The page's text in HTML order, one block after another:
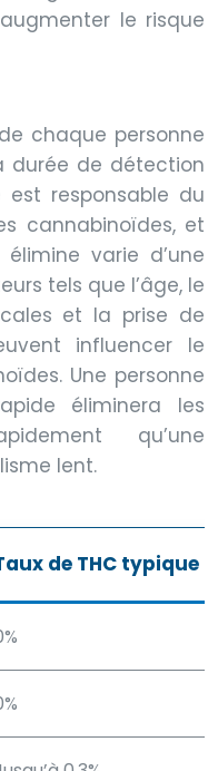
le risque
chaque personne
durée de détection
est responsable du
cannabinoïdes, et
varie d’une
tels que l’âge, le
et la prise de
influencer le
Une personne
éliminera les
qu’une
lent.
de THC typique